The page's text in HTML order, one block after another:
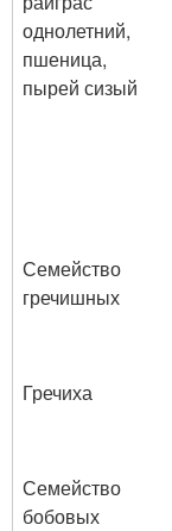
однолетний,
пшеница,
пырей сизый
Семейство
гречишных
Гречиха
Семейство
бобовых